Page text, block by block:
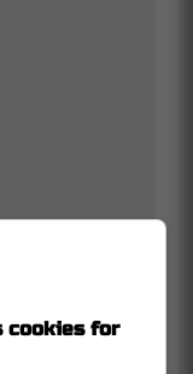
celle du CH
cookies for